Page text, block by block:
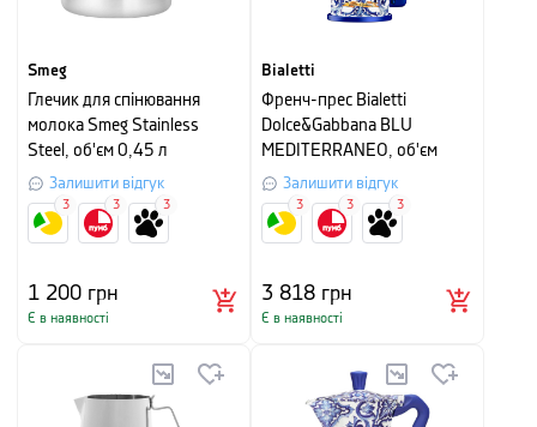
Smeg
Глечик для спінювання
молока Smeg Stainless
Steel, об'єм 0,45 л
Залишити відгук
1 200 грн
Є в наявності
3 3 3
Bialetti
Френч-прес Bialetti
Dolce&Gabbana BLU
MEDITERRANEO, об'єм
0,35 л
Залишити відгук
3 818 грн
Є в наявності
3 3 3